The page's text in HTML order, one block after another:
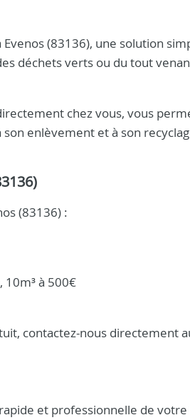
(83136), une solution
déchets verts ou du tout
chez vous, vous
enlèvement et à son
(83136) :
10m³ à 500€
contactez-nous directement
et professionnelle de